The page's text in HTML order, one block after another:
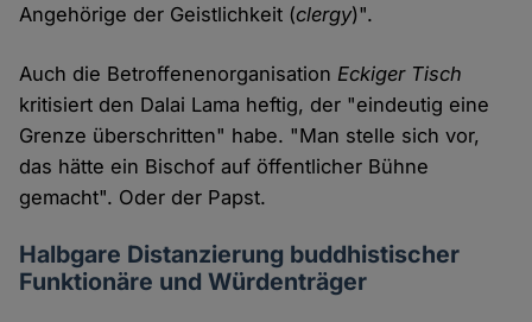
Angehörige der Geistlichkeit (clergy)".
Auch die Betroffenenorganisation Eckiger Tisch
kritisiert den Dalai Lama heftig, der "eindeutig eine
Grenze überschritten" habe. "Man stelle sich vor,
das hätte ein Bischof auf öffentlicher Bühne
gemacht". Oder der Papst.
Halbgare Distanzierung buddhistischer
Funktionäre und Würdenträger